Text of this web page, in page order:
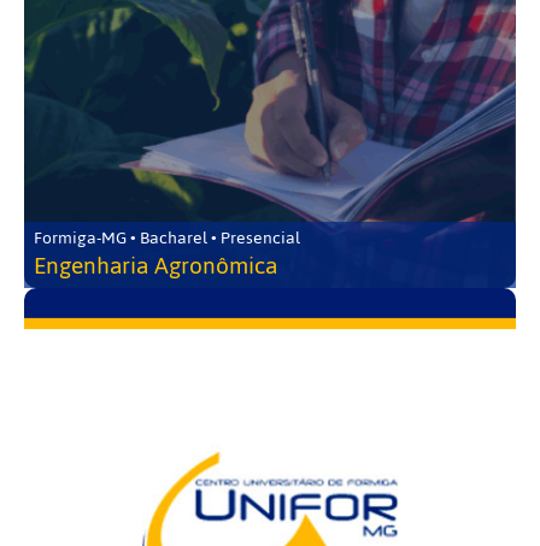
Formiga-MG • Bacharel • Presencial
Engenharia Agronômica